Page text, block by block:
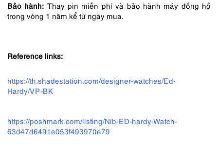
Bảo hành: Thay pin miễn phí và bảo hành máy đồng hồ
trong vòng 1 năm kể từ ngày mua.
Reference links:
https://th.shadestation.com/designer-watches/Ed-
Hardy/VP-BK
https://poshmark.com/listing/Nib-ED-hardy-Watch-
63d47d6491e053f493970e79